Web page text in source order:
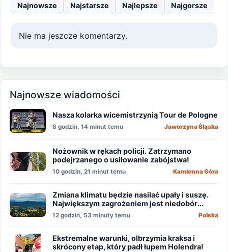
Najnowsze Najstarsze Najlepsze Najgorsze
Nie ma jeszcze komentarzy.
Najnowsze wiadomości
Nasza kolarka wicemistrzynią Tour de Pologne
8 godzin, 14 minut temu Jaworzyna Śląska
Nożownik w rękach policji. Zatrzymano
podejrzanego o usiłowanie zabójstwa!
10 godzin, 21 minut temu Kamienna Góra
Zmiana klimatu będzie nasilać upały i suszę.
Największym zagrożeniem jest niedobór
wody
12 godzin, 53 minuty temu Polska
Ekstremalne warunki, olbrzymia kraksa i
skrócony etap, który padł łupem Holendra!